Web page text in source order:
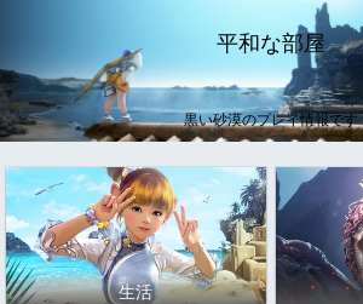
平和な部屋
黒い砂漠のプレイ情報です
生活